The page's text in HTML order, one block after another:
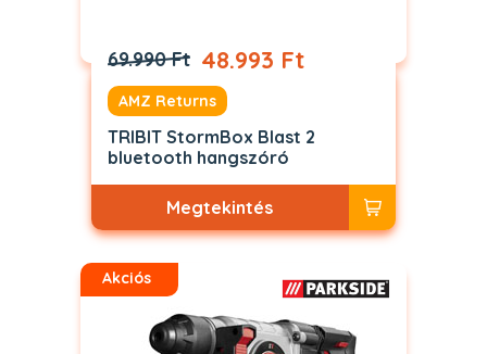
69.990 Ft 48.993 Ft
AMZ Returns
TRIBIT StormBox Blast 2
bluetooth hangszóró
Megtekintés
Akciós